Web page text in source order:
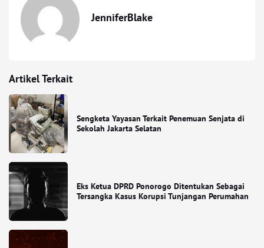
JenniferBlake
Artikel Terkait
Sengketa Yayasan Terkait Penemuan Senjata di
Sekolah Jakarta Selatan
Eks Ketua DPRD Ponorogo Ditentukan Sebagai
Tersangka Kasus Korupsi Tunjangan Perumahan